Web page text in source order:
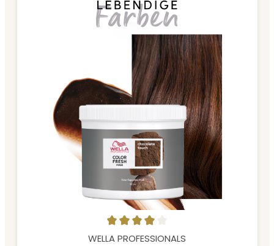
Durchschnittliche Bewertung von 4 von 5 Sternen
WELLA PROFESSIONALS